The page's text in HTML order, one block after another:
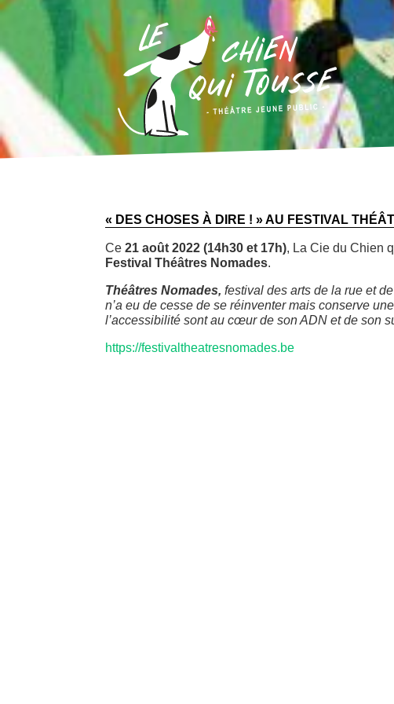
actu
« DES CHOSES À DIRE ! » AU FESTIVAL
Ce21 août 2022 (14h30 et 17h), La Cie du Chien
Festival Théâtres Nomades.
Théâtres Nomades, festival des arts de la rue et
n’a eu de cesse de se réinventer mais conserve
l’accessibilité sont au cœur de son ADN et de son
https://festivaltheatresnomades.be